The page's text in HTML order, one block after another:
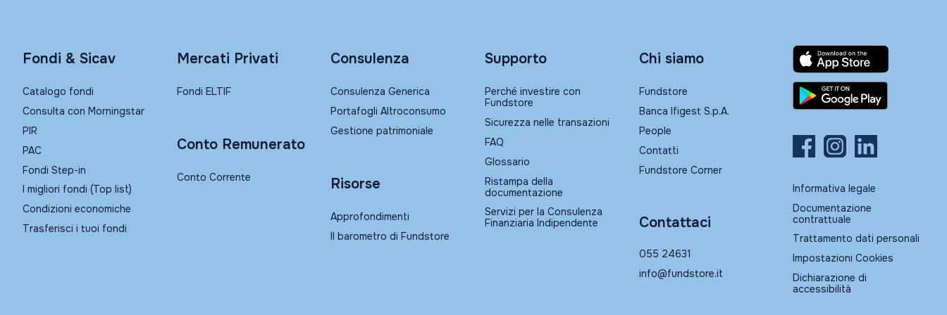
Fondi & Sicav
Catalogo fondi
Consulta con Morningstar
PIR
PAC
Fondi Step-in
I migliori fondi (Top list)
Condizioni economiche
Trasferisci i tuoi fondi
Mercati Privati
Fondi ELTIF
Conto Remunerato
Conto Corrente
Consulenza
Consulenza Generica
Portafogli Altroconsumo
Gestione patrimoniale
Risorse
Approfondimenti
Il barometro di Fundstore
Supporto
Perché investire con
Fundstore
Sicurezza nelle transazioni
FAQ
Glossario
Ristampa della
documentazione
Servizi per la Consulenza
Finanziaria Indipendente
Chi siamo
Fundstore
Banca Ifigest S.p.A.
People
Contatti
Fundstore Corner
Contattaci
055 24631
info@fundstore.it
Informativa legale
Documentazione
contrattuale
Trattamento dati personali
Impostazioni Cookies
Dichiarazione di
accessibilità